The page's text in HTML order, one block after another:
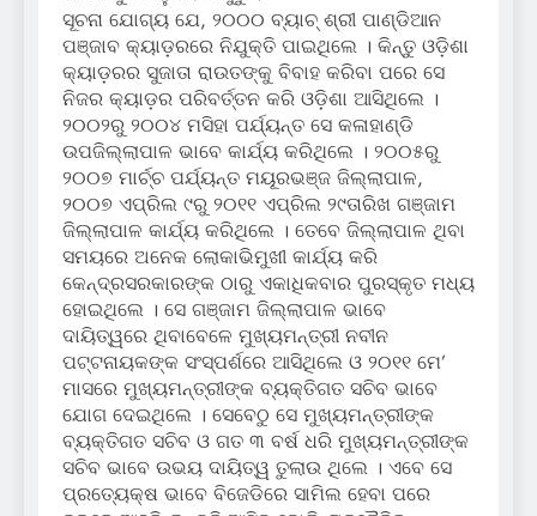
ସୂଚନା ଯୋଗ୍ୟ ଯେ, ୨୦୦୦ ବ୍ୟାଚ୍ ଶ୍ରୀ ପାଣ୍ଡିଆନ
ପଞ୍ଜାବ କ୍ୟାଡ଼ରରେ ନିଯୁକ୍ତି ପାଇଥିଲେ । କିନ୍ତୁ ଓଡ଼ିଶା
କ୍ୟାଡ଼ରର ସୁଜାତା ରାଉତଙ୍କୁ ବିବାହ କରିବା ପରେ ସେ
ନିଜର କ୍ୟାଡ଼ର ପରିବର୍ତ୍ତନ କରି ଓଡ଼ିଶା ଆସିଥିଲେ ।
୨୦୦୨ରୁ ୨୦୦୪ ମସିହା ପର୍ଯ୍ୟନ୍ତ ସେ କଳାହାଣ୍ଡି
ଉପଜିଲ୍ଲାପାଳ ଭାବେ କାର୍ଯ୍ୟ କରିଥିଲେ । ୨୦୦୫ରୁ
୨୦୦୭ ମାର୍ଚ୍ଚ ପର୍ଯ୍ୟନ୍ତ ମୟୂରଭଞ୍ଜ ଜିଲ୍ଲାପାଳ,
୨୦୦୭ ଏପ୍ରିଲ ୯ରୁ ୨୦୧୧ ଏପ୍ରିଲ ୨୯ତାରିଖ ଗଞ୍ଜାମ
ଜିଲ୍ଲାପାଳ କାର୍ଯ୍ୟ କରିଥିଲେ । ତେବେ ଜିଲ୍ଲାପାଳ ଥିବା
ସମୟରେ ଅନେକ ଲୋକାଭିମୁଖୀ କାର୍ଯ୍ୟ କରି
କେନ୍ଦ୍ରସରକାରଙ୍କ ଠାରୁ ଏକାଧିକବାର ପୁରସ୍କୃତ ମଧ୍ୟ
ହୋଇଥିଲେ । ସେ ଗଞ୍ଜାମ ଜିଲ୍ଲାପାଳ ଭାବେ
ଦାୟିତ୍ୱରେ ଥିବାବେଳେ ମୁଖ୍ୟମନ୍ତ୍ରୀ ନବୀନ
ପଟ୍ଟନାୟକଙ୍କ ସଂସ୍ପର୍ଶରେ ଆସିଥିଲେ ଓ ୨୦୧୧ ମେ’
ମାସରେ ମୁଖ୍ୟମନ୍ତ୍ରୀଙ୍କ ବ୍ୟକ୍ତିଗତ ସଚିବ ଭାବେ
ଯୋଗ ଦେଇଥିଲେ । ସେବେଠୁ ସେ ମୁଖ୍ୟମନ୍ତ୍ରୀଙ୍କ
ବ୍ୟକ୍ତିଗତ ସଚିବ ଓ ଗତ ୩ ବର୍ଷ ଧରି ମୁଖ୍ୟମନ୍ତ୍ରୀଙ୍କ
ସଚିବ ଭାବେ ଉଭୟ ଦାୟିତ୍ୱ ତୁଲାଉ ଥିଲେ । ଏବେ ସେ
ପ୍ରତ୍ୟେକ୍ଷ ଭାବେ ବିଜେଡିରେ ସାମିଲ ହେବା ପରେ